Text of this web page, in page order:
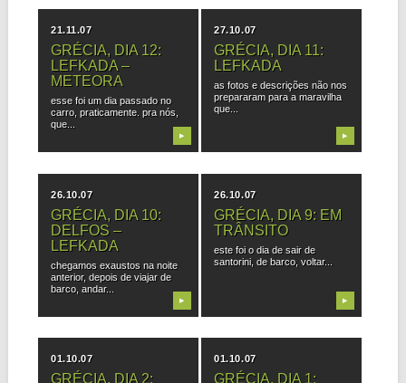
21.11.07
GRÉCIA, DIA 12:
LEFKADA –
METEORA
esse foi um dia passado no
carro, praticamente. pra nós,
que...
▶
27.10.07
GRÉCIA, DIA 11:
LEFKADA
as fotos e descrições não nos
prepararam para a maravilha
que...
▶
26.10.07
GRÉCIA, DIA 10:
DELFOS –
LEFKADA
chegamos exaustos na noite
anterior, depois de viajar de
barco, andar...
▶
26.10.07
GRÉCIA, DIA 9: EM
TRÂNSITO
este foi o dia de sair de
santorini, de barco, voltar...
▶
01.10.07
GRÉCIA, DIA 2:
01.10.07
GRÉCIA, DIA 1: